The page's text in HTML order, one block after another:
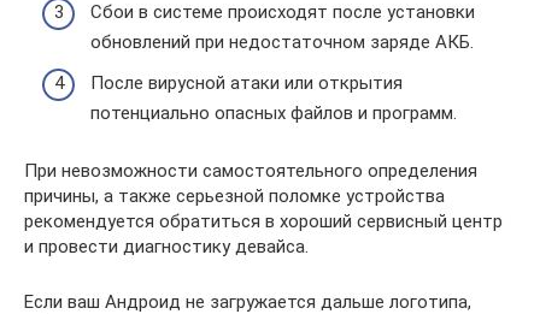
Сбои в системе происходят после установки
обновлений при недостаточном заряде АКБ.
После вирусной атаки или открытия
потенциально опасных файлов и программ.
При невозможности самостоятельного определения
причины, а также серьезной поломке устройства
рекомендуется обратиться в хороший сервисный центр
и провести диагностику девайса.
Если ваш Андроид не загружается дальше логотипа,